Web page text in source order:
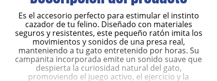
Es el accesorio perfecto para estimular el instinto
cazador de tu felino. Diseñado con materiales
seguros y resistentes, este pequeño ratón imita los
movimientos y sonidos de una presa real,
manteniendo a tu gato entretenido por horas. Su
campanita incorporada emite un sonido suave que
despierta la curiosidad natural del gato,
promoviendo el juego activo, el ejercicio y la